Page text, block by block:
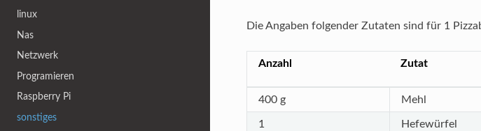
Die Angaben folgender Zutaten sind für 1
Anzahl Zutat
400 g Mehl
1 Hefewürfel
linux
Nas
Netzwerk
Programieren
Raspberry Pi
sonstiges